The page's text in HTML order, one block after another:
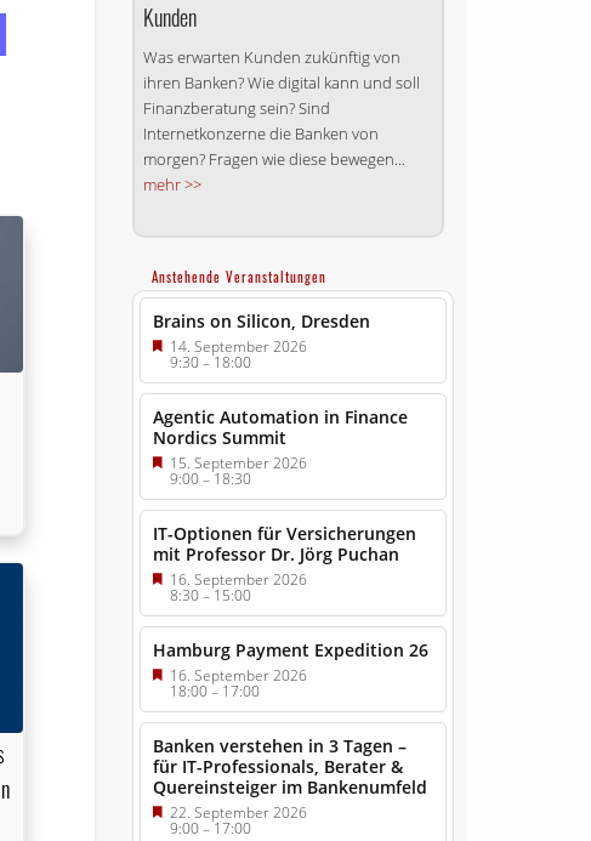
Kunden
Was erwarten Kunden zukünftig von
ihren Banken? Wie digital kann und soll
Finanzberatung sein? Sind
Internetkonzerne die Banken von
morgen? Fragen wie diese bewegen...
mehr >>
Anstehende Veranstaltungen
Brains on Silicon, Dresden
14. September 2026
9:30–18:00
Agentic Automation in Finance
Nordics Summit
15. September 2026
9:00–18:30
IT-Optionen für Versicherungen
mit Professor Dr. Jörg Puchan
16. September 2026
8:30–15:00
Hamburg Payment Expedition 26
16. September 2026
18:00– 17:00
Banken verstehen in 3 Tagen –
für IT-Professionals, Berater &
Quereinsteiger im Bankenumfeld
22. September 2026
9:00–17:00